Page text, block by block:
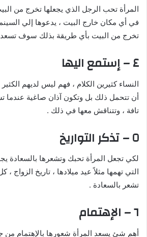
المرأة تحب الرجل الذي يجعلها تخرج من
في أي مكان خارج البيت ، يدعوها إلي
تخرج من البيت بأي طريقة بذلك سوف
٤ – إستمع اليها
النساء كثيرين الكلام ، فهم ليس لديهم
أن تتحمل ذلك بل وتكون آذان صاغية عندما
تافة ، وتتناقش معها في ذلك .
٥ – تذكر التواريخ
لكي تجعل المرأة تحبك وتشعرها بالسعادة
التي تهمها مثلاً عيد ميلادها ، تاريخ الزواج ،
تشعر بالسعادة .
٦ – الإهتمام
أهم شئ يسعد المرأة شعورها بالإهتمام من